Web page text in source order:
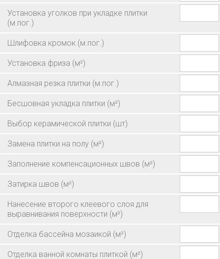
Установка уголков при укладке плитки
(м.пог.)
Шлифовка кромок (м.пог.)
Установка фриза (м²)
Алмазная резка плитки (м.пог.)
Бесшовная укладка плитки (м²)
Выбор керамической плитки (шт)
Замена плитки на полу (м²)
Заполнение компенсационных швов (м²)
Затирка швов (м²)
Нанесение второго клеевого слоя для
выравнивания поверхности (м²)
Отделка бассейна мозаикой (м²)
Отделка ванной комнаты плиткой (м²)